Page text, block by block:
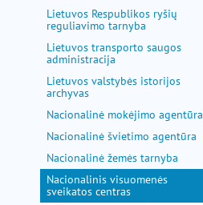
Lietuvos Respublikos ryšių
reguliavimo tarnyba
Lietuvos transporto saugos
administracija
Lietuvos valstybės istorijos
archyvas
Nacionalinė mokėjimo agentūra
Nacionalinė švietimo agentūra
Nacionalinė žemės tarnyba
Nacionalinis visuomenės
sveikatos centras